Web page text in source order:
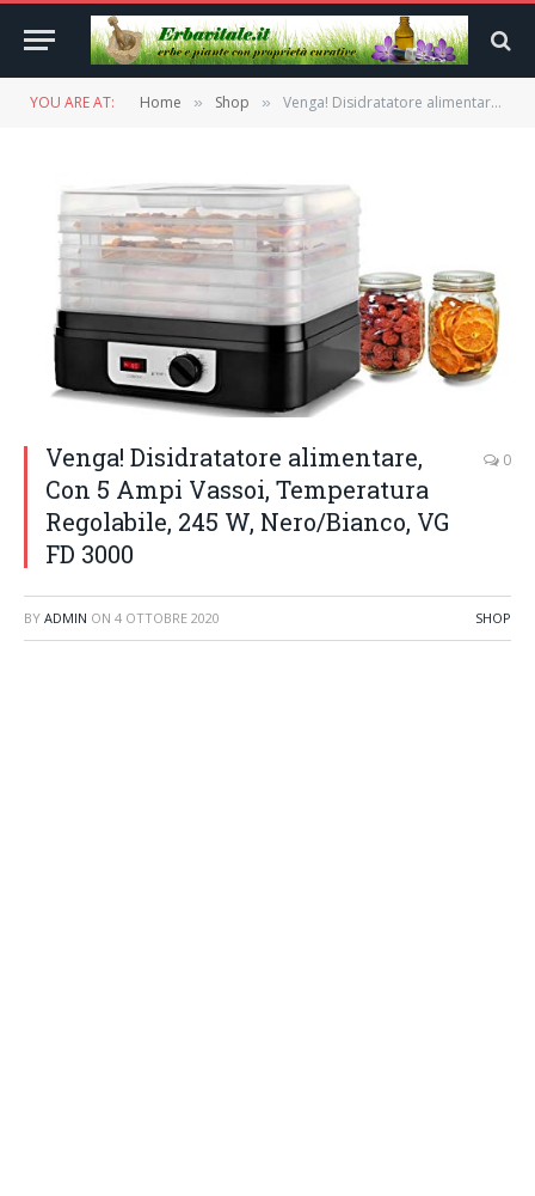
YOU ARE AT: Home » Shop » Venga! Disidratatore alimentare, Con 5 Ampi Vassoi, Temperatura Regolabile, 245 W, Nero/Bianco, VG FD 3000
Venga! Disidratatore alimentare,
Con 5 Ampi Vassoi, Temperatura
Regolabile, 245 W, Nero/Bianco, VG
FD 3000
0
BY ADMIN ON 4 OTTOBRE 2020 SHOP